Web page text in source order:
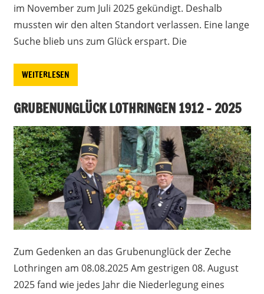
im November zum Juli 2025 gekündigt. Deshalb
mussten wir den alten Standort verlassen. Eine lange
Suche blieb uns zum Glück erspart. Die
WEITERLESEN
GRUBENUNGLÜCK LOTHRINGEN 1912 – 2025
Zum Gedenken an das Grubenunglück der Zeche
Lothringen am 08.08.2025 Am gestrigen 08. August
2025 fand wie jedes Jahr die Niederlegung eines